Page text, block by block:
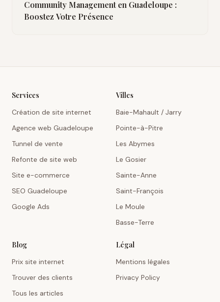
Community Management en Guadeloupe :
Boostez Votre Présence
Services
Création de site internet
Agence web Guadeloupe
Tunnel de vente
Refonte de site web
Site e-commerce
SEO Guadeloupe
Google Ads
Villes
Baie-Mahault / Jarry
Pointe-à-Pitre
Les Abymes
Le Gosier
Sainte-Anne
Saint-François
Le Moule
Basse-Terre
Blog
Prix site internet
Trouver des clients
Tous les articles
Légal
Mentions légales
Privacy Policy